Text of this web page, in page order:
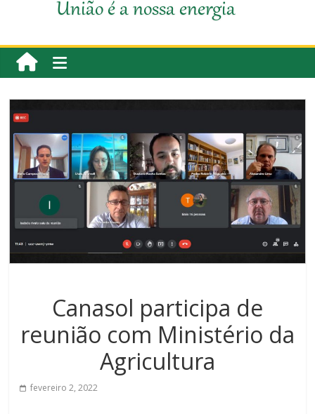
União é a nossa energia
Canasol participa de
reunião com Ministério da
Agricultura
fevereiro 2, 2022